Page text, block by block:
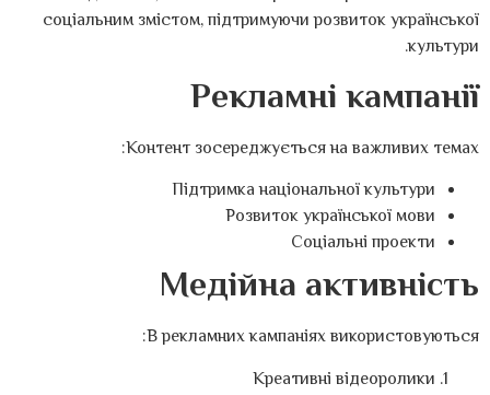
соціальним змістом, підтримуючи розвиток української
культури.
Рекламні кампанії
Контент зосереджується на важливих темах:
Підтримка національної культури
Розвиток української мови
Соціальні проекти
Медійна активність
В рекламних кампаніях використовуються:
Креативні відеоролики